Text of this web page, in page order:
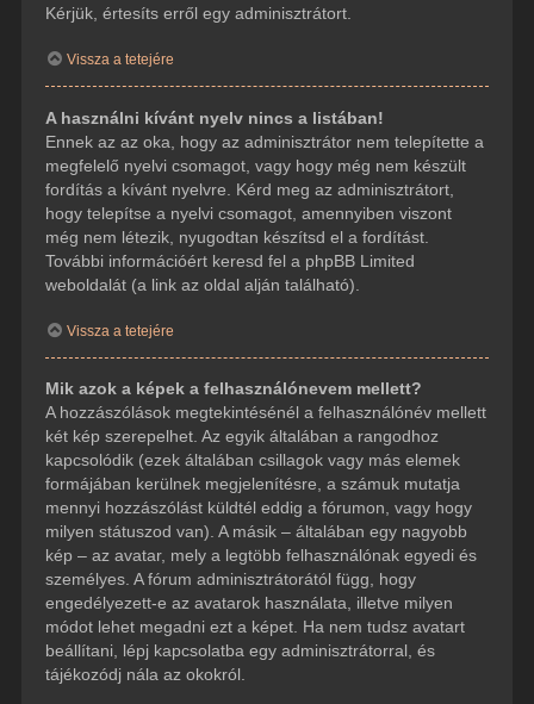
Kérjük, értesíts erről egy adminisztrátort.
Vissza a tetejére
A használni kívánt nyelv nincs a listában!
Ennek az az oka, hogy az adminisztrátor nem telepítette a
megfelelő nyelvi csomagot, vagy hogy még nem készült
fordítás a kívánt nyelvre. Kérd meg az adminisztrátort,
hogy telepítse a nyelvi csomagot, amennyiben viszont
még nem létezik, nyugodtan készítsd el a fordítást.
További információért keresd fel a phpBB Limited
weboldalát (a link az oldal alján található).
Vissza a tetejére
Mik azok a képek a felhasználónevem mellett?
A hozzászólások megtekintésénél a felhasználónév mellett
két kép szerepelhet. Az egyik általában a rangodhoz
kapcsolódik (ezek általában csillagok vagy más elemek
formájában kerülnek megjelenítésre, a számuk mutatja
mennyi hozzászólást küldtél eddig a fórumon, vagy hogy
milyen státuszod van). A másik – általában egy nagyobb
kép – az avatar, mely a legtöbb felhasználónak egyedi és
személyes. A fórum adminisztrátorától függ, hogy
engedélyezett-e az avatarok használata, illetve milyen
módot lehet megadni ezt a képet. Ha nem tudsz avatart
beállítani, lépj kapcsolatba egy adminisztrátorral, és
tájékozódj nála az okokról.